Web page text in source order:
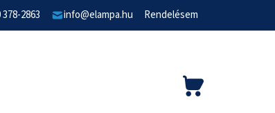
2863 info@elampa.hu Rendelésem
KOSÁR